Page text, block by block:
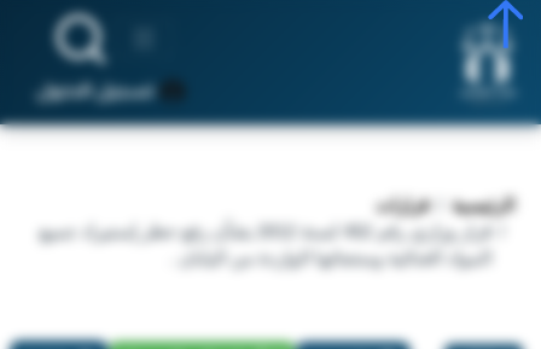
تسجيل الدخول
الرئيسية
قرارات
قرار وزاري رقم 452 لسنة 2012 بشأن رفع حظر إستيراد جميع
المواد الغذائية ومنتجاتها الواردة من اليابان .